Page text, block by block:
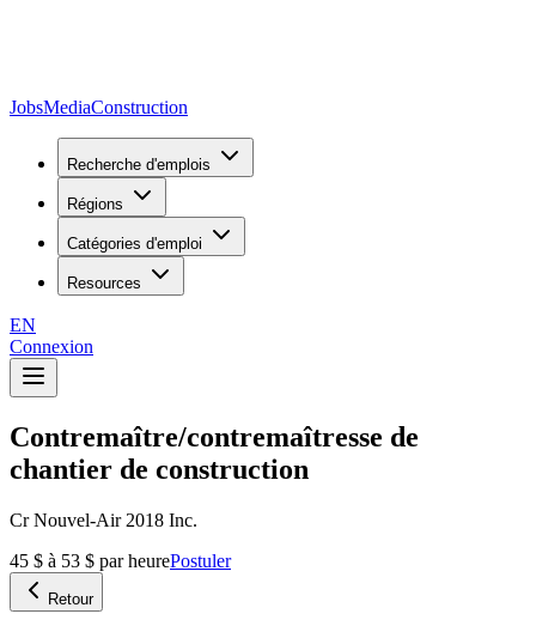
JobsMediaConstruction
Recherche d'emplois
Régions
Catégories d'emploi
Resources
EN
Connexion
Contremaître/contremaîtresse de
chantier de construction
Cr Nouvel-Air 2018 Inc.
45 $ à 53 $ par heurePostuler
Retour